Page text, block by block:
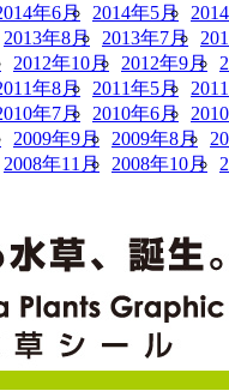
年6月 2014年5月
2013年8月 2013年7月
2012年10月 2012年9月
年8月 2011年5月
年7月 2010年6月
2009年9月 2009年8月
2008年11月 2008年10月